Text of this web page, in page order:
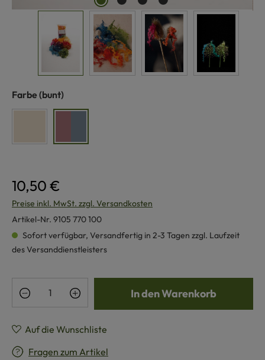
Farbe auswählen
(bunt)
10,50 €
Preise inkl. MwSt. zzgl. Versandkosten
Artikel-Nr. 9105 770 100
Sofort verfügbar, Versandfertig in 2-3 Tagen zzgl. Laufzeit
des Versanddienstleisters
Produkt Anzahl: Gib den gewünschten
In den Warenkorb
Auf die Wunschliste
Fragen zum Artikel